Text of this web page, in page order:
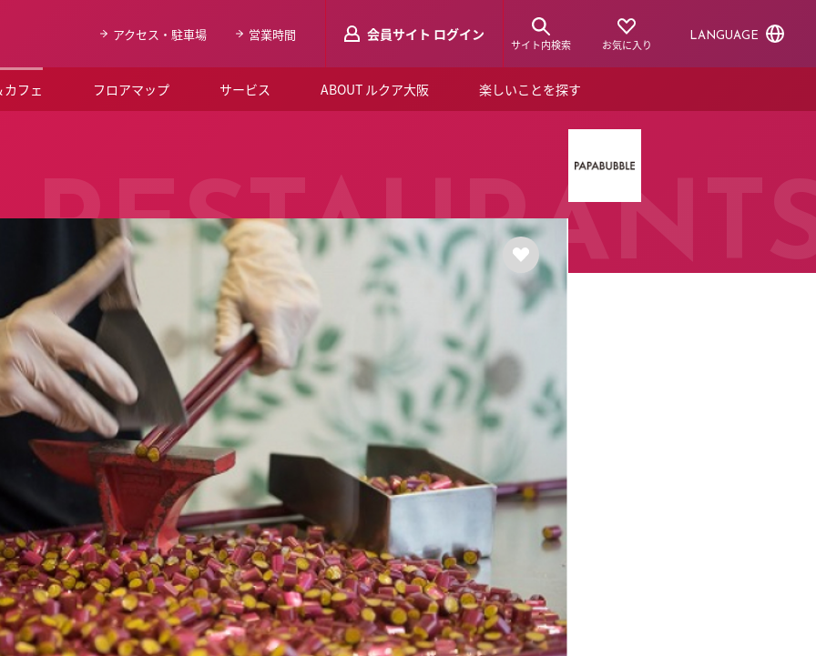
アクセス・駐車場 営業時間 会員サイト ログイン
サイト内検索 お気に入り
LANGUAGE
フェ フロアマップ サービス ABOUT ルクア大阪
ルクア大阪について
よくあるご質問
お知らせ
SNSアカウント一覧
LUCUAブライダルクラブ
ルクア大阪イベントホール
スタッフ募集（長期で働きたい方）
スタッフ募集（スポットで働きたい
方）
楽しいことを探す
ルクアスタイル
特集
デジタルブック